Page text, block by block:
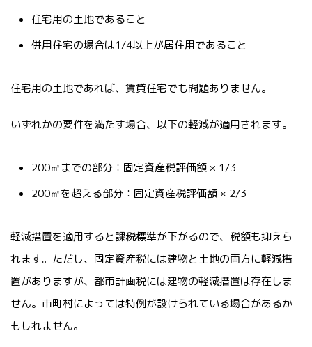
住宅用の土地であること
併用住宅の場合は1/4以上が居住用であること
住宅用の土地であれば、賃貸住宅でも問題ありません。
いずれかの要件を満たす場合、以下の軽減が適用されます。
200㎡までの部分：固定資産税評価額 × 1/3
200㎡を超える部分：固定資産税評価額 × 2/3
軽減措置を適用すると課税標準が下がるので、税額も抑えら
れます。ただし、固定資産税には建物と土地の両方に軽減措
置がありますが、都市計画税には建物の軽減措置は存在しま
せん。市町村によっては特例が設けられている場合があるか
もしれません。